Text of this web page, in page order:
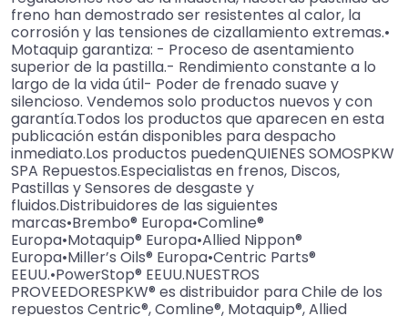
freno han demostrado ser resistentes al calor, la
corrosión y las tensiones de cizallamiento extremas.•
Motaquip garantiza: - Proceso de asentamiento
superior de la pastilla.- Rendimiento constante a lo
largo de la vida útil- Poder de frenado suave y
silencioso. Vendemos solo productos nuevos y con
garantía.Todos los productos que aparecen en esta
publicación están disponibles para despacho
inmediato.Los productos puedenQUIENES SOMOSPKW
SPA Repuestos.Especialistas en frenos, Discos,
Pastillas y Sensores de desgaste y
fluidos.Distribuidores de las siguientes
marcas•Brembo® Europa•Comline®
Europa•Motaquip® Europa•Allied Nippon®
Europa•Miller’s Oils® Europa•Centric Parts®
EEUU.•PowerStop® EEUU.NUESTROS
PROVEEDORESPKW® es distribuidor para Chile de los
repuestos Centric®, Comline®, Motaquip®, Allied